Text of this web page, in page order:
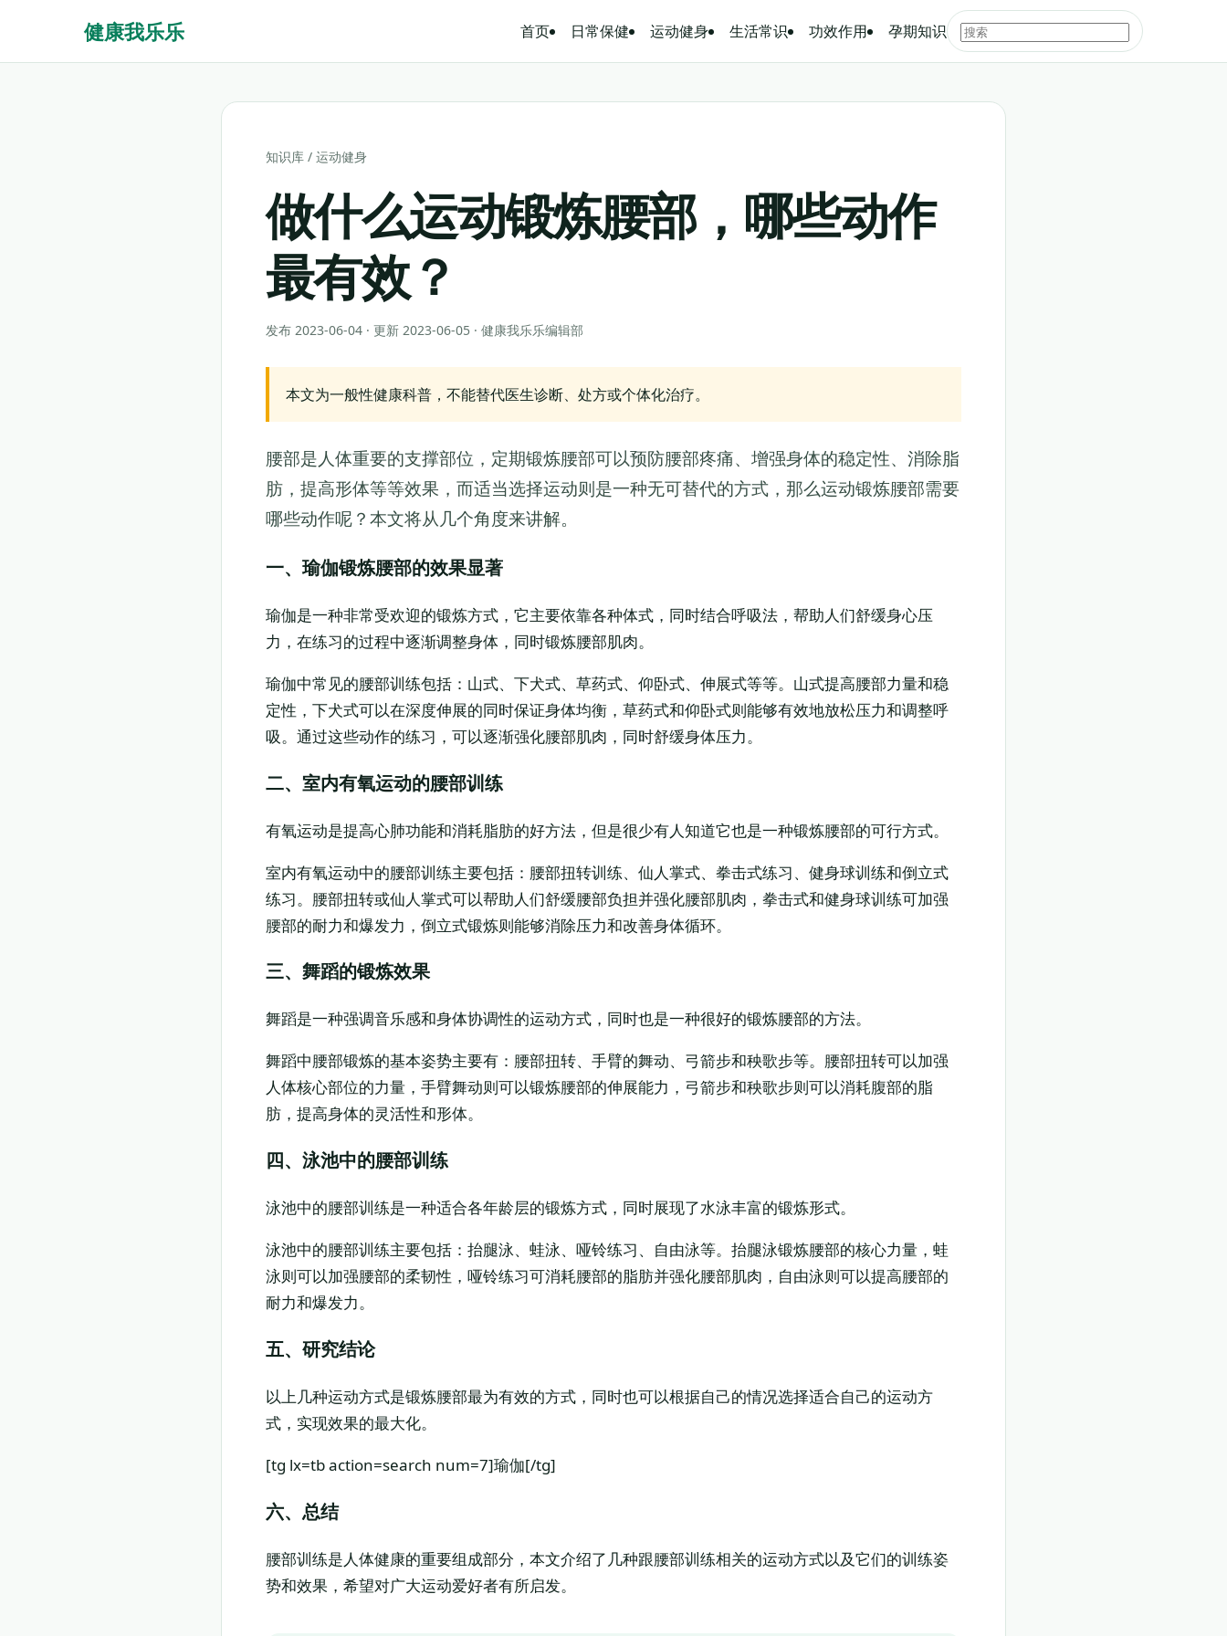
健康我乐乐 首页 日常保健 运动健身 生活常识 功效作用 孕期知识
知识库 / 运动健身
做什么运动锻炼腰部，哪些动作
最有效？
发布 2023-06-04 · 更新 2023-06-05 · 健康我乐乐编辑部
本文为一般性健康科普，不能替代医生诊断、处方或个体化治疗。
腰部是人体重要的支撑部位，定期锻炼腰部可以预防腰部疼痛、增强身体的稳定性、消除脂
肪，提高形体等等效果，而适当选择运动则是一种无可替代的方式，那么运动锻炼腰部需要
哪些动作呢？本文将从几个角度来讲解。
一、瑜伽锻炼腰部的效果显著
瑜伽是一种非常受欢迎的锻炼方式，它主要依靠各种体式，同时结合呼吸法，帮助人们舒缓身心压
力，在练习的过程中逐渐调整身体，同时锻炼腰部肌肉。
瑜伽中常见的腰部训练包括：山式、下犬式、草药式、仰卧式、伸展式等等。山式提高腰部力量和稳
定性，下犬式可以在深度伸展的同时保证身体均衡，草药式和仰卧式则能够有效地放松压力和调整呼
吸。通过这些动作的练习，可以逐渐强化腰部肌肉，同时舒缓身体压力。
二、室内有氧运动的腰部训练
有氧运动是提高心肺功能和消耗脂肪的好方法，但是很少有人知道它也是一种锻炼腰部的可行方式。
室内有氧运动中的腰部训练主要包括：腰部扭转训练、仙人掌式、拳击式练习、健身球训练和倒立式
练习。腰部扭转或仙人掌式可以帮助人们舒缓腰部负担并强化腰部肌肉，拳击式和健身球训练可加强
腰部的耐力和爆发力，倒立式锻炼则能够消除压力和改善身体循环。
三、舞蹈的锻炼效果
舞蹈是一种强调音乐感和身体协调性的运动方式，同时也是一种很好的锻炼腰部的方法。
舞蹈中腰部锻炼的基本姿势主要有：腰部扭转、手臂的舞动、弓箭步和秧歌步等。腰部扭转可以加强
人体核心部位的力量，手臂舞动则可以锻炼腰部的伸展能力，弓箭步和秧歌步则可以消耗腹部的脂
肪，提高身体的灵活性和形体。
四、泳池中的腰部训练
泳池中的腰部训练是一种适合各年龄层的锻炼方式，同时展现了水泳丰富的锻炼形式。
泳池中的腰部训练主要包括：抬腿泳、蛙泳、哑铃练习、自由泳等。抬腿泳锻炼腰部的核心力量，蛙
泳则可以加强腰部的柔韧性，哑铃练习可消耗腰部的脂肪并强化腰部肌肉，自由泳则可以提高腰部的
耐力和爆发力。
五、研究结论
以上几种运动方式是锻炼腰部最为有效的方式，同时也可以根据自己的情况选择适合自己的运动方
式，实现效果的最大化。
[tg lx=tb action=search num=7]瑜伽[/tg]
六、总结
腰部训练是人体健康的重要组成部分，本文介绍了几种跟腰部训练相关的运动方式以及它们的训练姿
势和效果，希望对广大运动爱好者有所启发。